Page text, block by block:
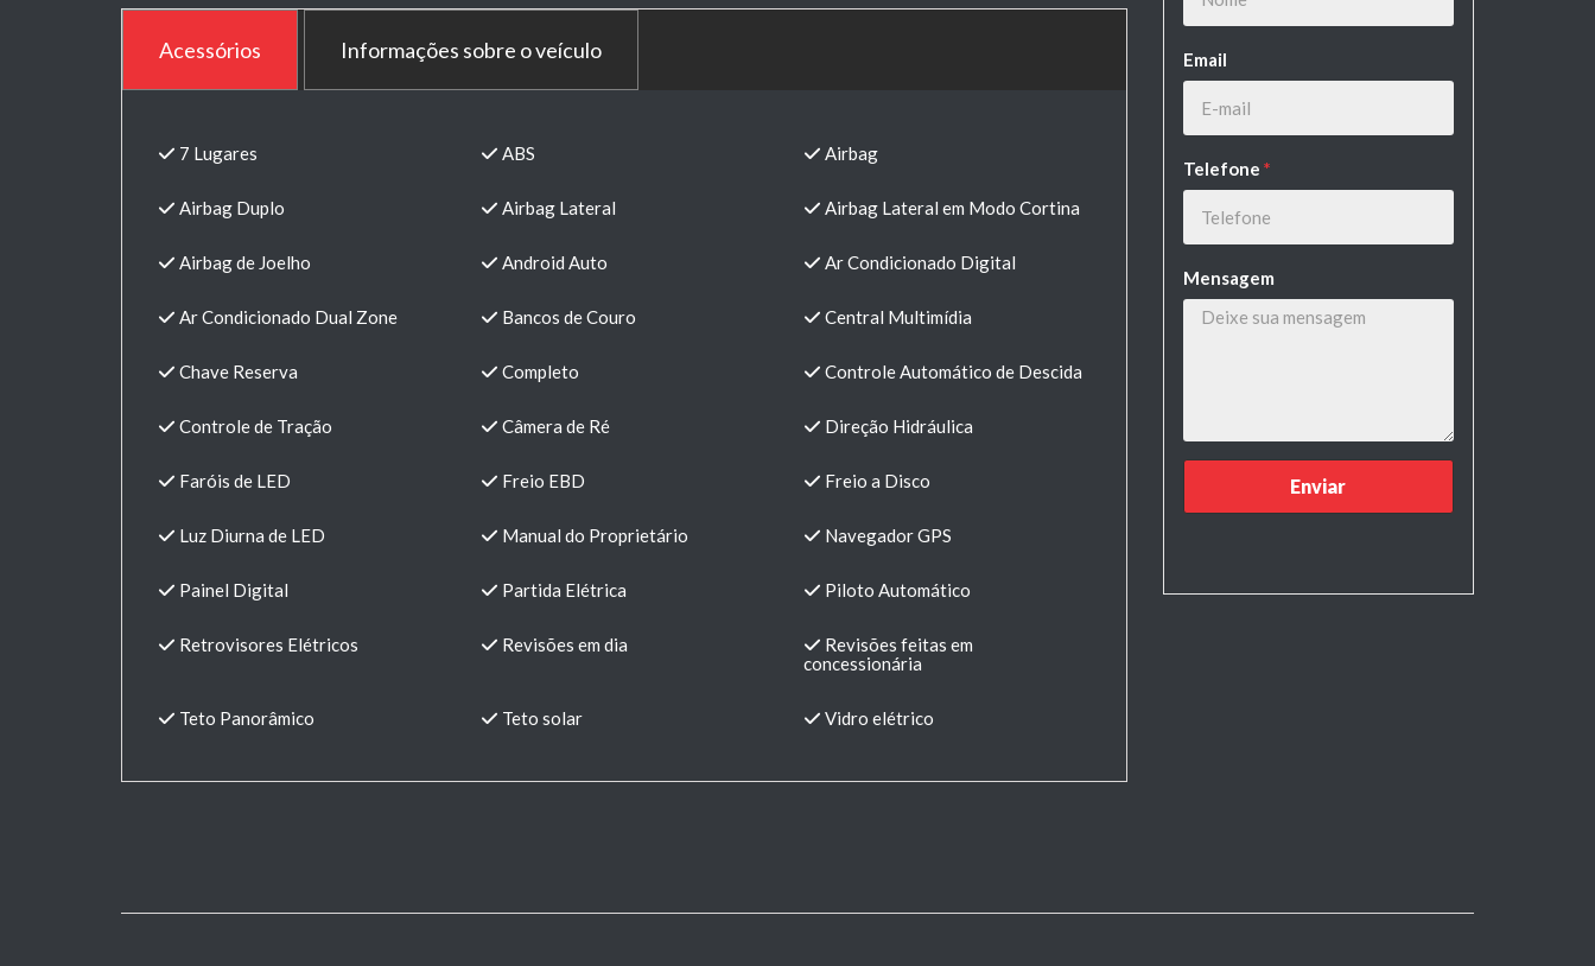
Acessórios Informações sobre o veículo
7 Lugares ABS Airbag
Airbag Duplo Airbag Lateral Airbag Lateral em Modo Cortina
Airbag de Joelho Android Auto Ar Condicionado Digital
Ar Condicionado Dual Zone Bancos de Couro Central Multimídia
Chave Reserva Completo Controle Automático de Descida
Controle de Tração Câmera de Ré Direção Hidráulica
Faróis de LED Freio EBD Freio a Disco
Luz Diurna de LED Manual do Proprietário Navegador GPS
Painel Digital Partida Elétrica Piloto Automático
Retrovisores Elétricos Revisões em dia
Revisões feitas em
concessionária
Teto Panorâmico Teto solar Vidro elétrico
Email
Telefone *
Mensagem